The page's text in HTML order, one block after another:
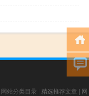
网站分类目录 | 精选推荐文章 | 网